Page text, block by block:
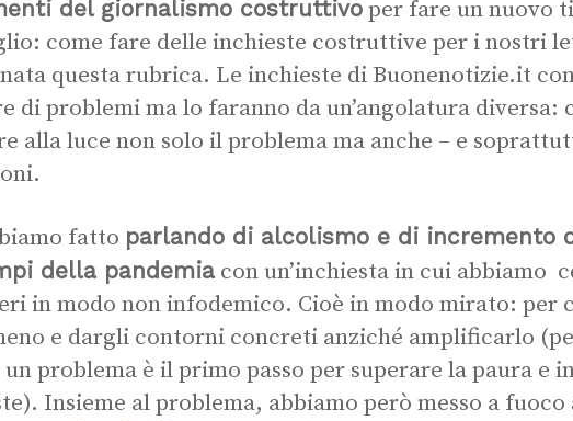
del giornalismo costruttivo per fare un nuovo
come fare delle inchieste costruttive per i nostri
questa rubrica. Le inchieste di Buonenotizie.it
di problemi ma lo faranno da un’angolatura diversa:
alla luce non solo il problema ma anche – e
fatto parlando di alcolismo e di incremento
della pandemia con un’inchiesta in cui abbiamo
in modo non infodemico. Cioè in modo mirato: per
e dargli contorni concreti anziché amplificarlo
problema è il primo passo per superare la paura e
Insieme al problema, abbiamo però messo a fuoco